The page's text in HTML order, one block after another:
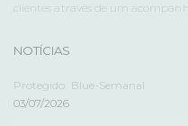
clientes através de um
NOTÍCIAS
Protegido: Blue-Semanal
03/07/2026